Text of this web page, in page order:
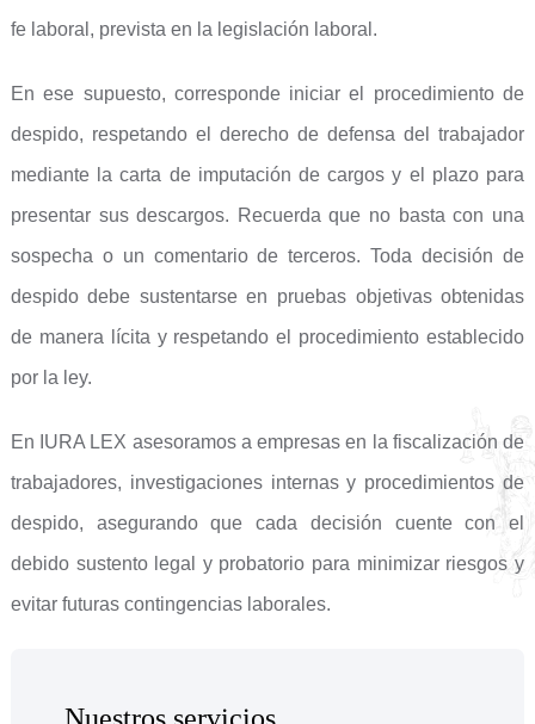
fe laboral, prevista en la legislación laboral.
En ese supuesto, corresponde iniciar el procedimiento de
despido, respetando el derecho de defensa del trabajador
mediante la carta de imputación de cargos y el plazo para
presentar sus descargos. Recuerda que no basta con una
sospecha o un comentario de terceros. Toda decisión de
despido debe sustentarse en pruebas objetivas obtenidas
de manera lícita y respetando el procedimiento establecido
por la ley.
En IURA LEX asesoramos a empresas en la fiscalización de
trabajadores, investigaciones internas y procedimientos de
despido, asegurando que cada decisión cuente con el
debido sustento legal y probatorio para minimizar riesgos y
evitar futuras contingencias laborales.